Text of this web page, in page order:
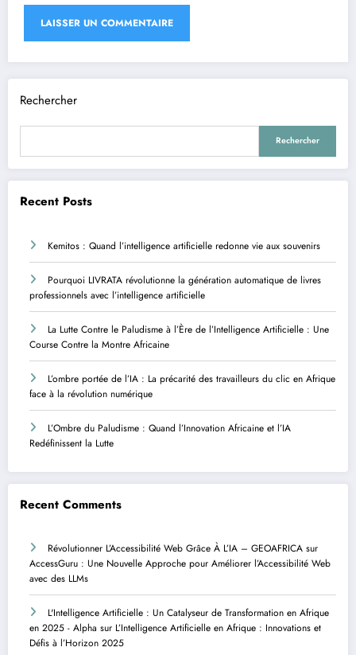
Rechercher
Rechercher
Recent Posts
Kemitos : Quand l’intelligence artificielle redonne vie aux souvenirs
Pourquoi LIVRATA révolutionne la génération automatique de livres
professionnels avec l’intelligence artificielle
La Lutte Contre le Paludisme à l’Ère de l’Intelligence Artificielle : Une
Course Contre la Montre Africaine
L’ombre portée de l’IA : La précarité des travailleurs du clic en Afrique
face à la révolution numérique
L’Ombre du Paludisme : Quand l’Innovation Africaine et l’IA
Redéfinissent la Lutte
Recent Comments
Révolutionner L’Accessibilité Web Grâce À L’IA – GEOAFRICA sur
AccessGuru : Une Nouvelle Approche pour Améliorer l’Accessibilité Web
avec des LLMs
L'Intelligence Artificielle : Un Catalyseur de Transformation en Afrique
en 2025 - Alpha sur L’Intelligence Artificielle en Afrique : Innovations et
Défis à l’Horizon 2025